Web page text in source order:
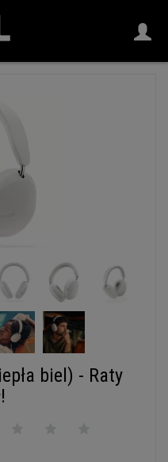
biel) - Raty